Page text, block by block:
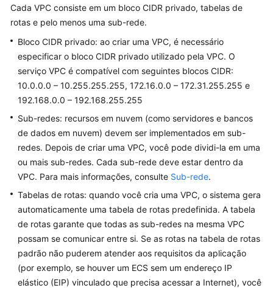
VPC
virtuais
Largura
de
banda
Conectividade
Roteamento
Segurança
No
momento,
conteúdo
não
Cada VPC consiste em um bloco CIDR privado, tabelas de
rotas e pelo menos uma sub-rede.
Bloco CIDR privado: ao criar uma VPC, é necessário
especificar o bloco CIDR privado utilizado pela VPC. O
serviço VPC é compatível com seguintes blocos CIDR:
10.0.0.0 – 10.255.255.255, 172.16.0.0 – 172.31.255.255 e
192.168.0.0 – 192.168.255.255
Sub-redes: recursos em nuvem (como servidores e bancos
de dados em nuvem) devem ser implementados em sub-
redes. Depois de criar uma VPC, você pode dividi-la em uma
ou mais sub-redes. Cada sub-rede deve estar dentro da
VPC. Para mais informações, consulte Sub-rede.
Tabelas de rotas: quando você cria uma VPC, o sistema gera
automaticamente uma tabela de rotas predefinida. A tabela
de rotas garante que todas as sub-redes na mesma VPC
possam se comunicar entre si. Se as rotas na tabela de rotas
padrão não puderem atender aos requisitos da aplicação
(por exemplo, se houver um ECS sem um endereço IP
elástico (EIP) vinculado que precisa acessar a Internet), você